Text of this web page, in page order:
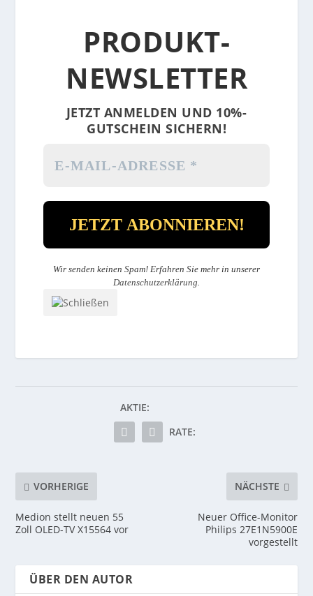
PRODUKT-
NEWSLETTER
JETZT ANMELDEN UND 10%-
GUTSCHEIN SICHERN!
Wir senden keinen Spam! Erfahren Sie mehr in unserer
Datenschutzerklärung
AKTIE:
RATE:
VORHERIGE
Medion stellt neuen 55
Zoll OLED-TV X15564 vor
NÄCHSTE
Neuer Office-Monitor
Philips 27E1N5900E
vorgestellt
ÜBER DEN AUTOR